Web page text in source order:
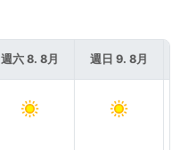
週六 8. 8月 週日 9. 8月